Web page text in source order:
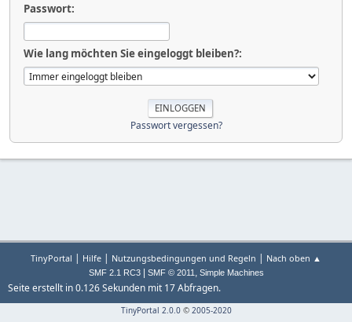
Passwort:
Wie lang möchten Sie eingeloggt bleiben?:
Passwort vergessen?
TinyPortal | Hilfe | Nutzungsbedingungen und Regeln | Nach oben ▲
SMF 2.1 RC3| SMF © 2011, Simple Machines
Seite erstellt in 0.126 Sekunden mit 17 Abfragen.
TinyPortal 2.0.0© 2005-2020